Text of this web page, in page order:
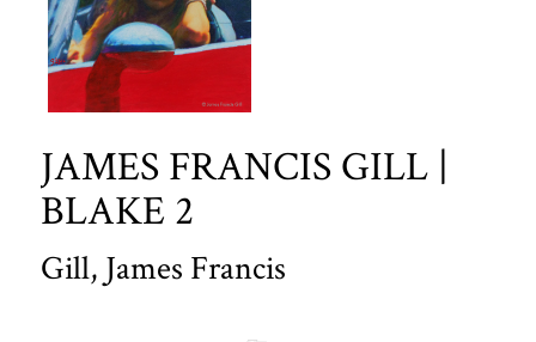
JAMES FRANCIS GILL |
BLAKE 2
Gill, James Francis